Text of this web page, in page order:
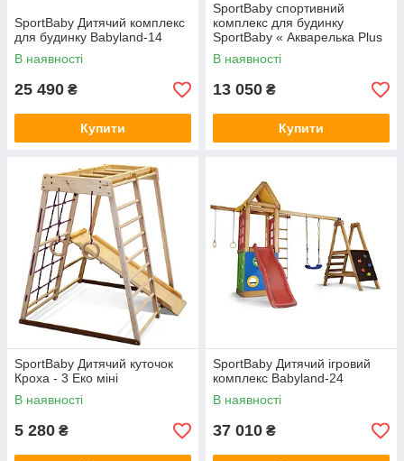
SportBaby Дитячий комплекс
для будинку Babyland-14
В наявності
25 490 ₴
Купити
SportBaby спортивний
комплекс для будинку
SportBaby « Акварелька Plus
4»
В наявності
13 050 ₴
Купити
SportBaby Дитячий куточок
Кроха - 3 Еко міні
В наявності
5 280 ₴
SportBaby Дитячий ігровий
комплекс Babyland-24
В наявності
37 010 ₴